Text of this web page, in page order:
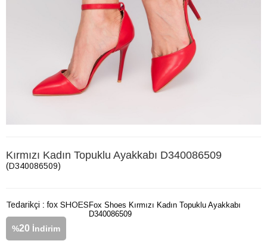
Kırmızı Kadın Topuklu Ayakkabı D340086509
(D340086509)
Tedarikçi : fox SHOES
%20 İndirim
Fox Shoes Kırmızı Kadın Topuklu Ayakkabı
D340086509